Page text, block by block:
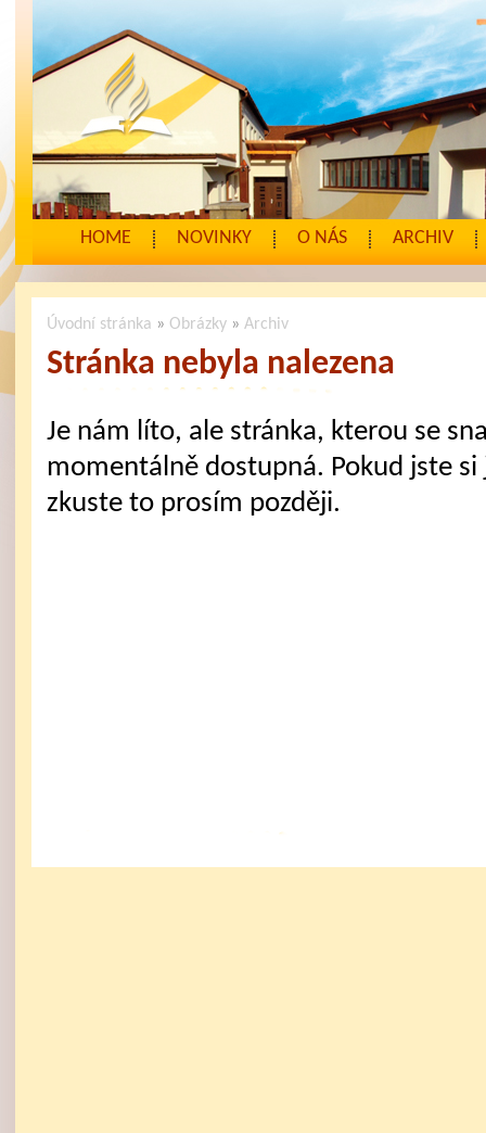
HOME NOVINKY O NÁS ARCHIV
Úvodní stránka » Obrázky »Archiv
Stránka nebyla nalezena
Je nám líto, ale stránka, kterou se
momentálně dostupná. Pokud jste
zkuste to prosím později.